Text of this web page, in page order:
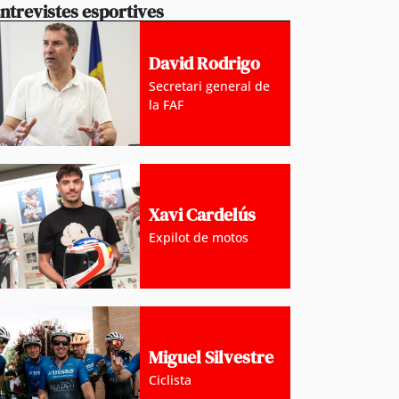
esportives
David Rodrigo
Secretari general de
la FAF
Xavi Cardelús
Expilot de motos
Miguel Silvestre
Ciclista